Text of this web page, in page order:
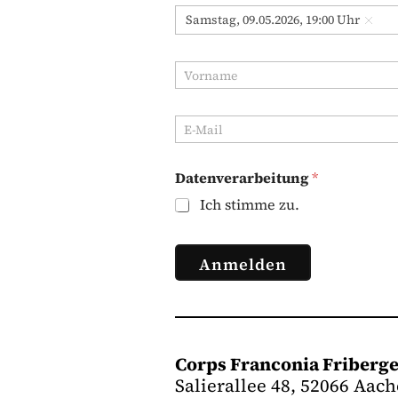
n
*
D
a
u
m
Samstag, 09.05.2026, 19:00 Uhr
V
o
n
e
*
E
-
a
l
Datenverarbeitung*
Ich stimme zu.
Anmelden
Corps Franconia
Salierallee 48, 52066